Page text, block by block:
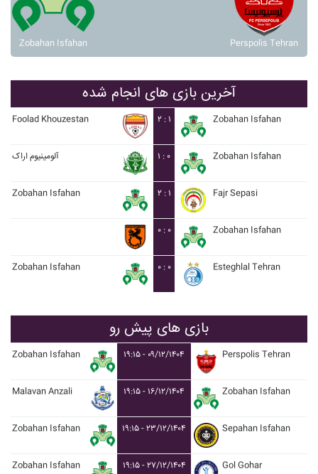
Zobahan Isfahan Perspolis Tehran
آخرین بازی های انجام شده
Foolad Khouzestan ۲ : ۱ Zobahan Isfahan
آلومينيوم اراک ۱ : ۰ Zobahan Isfahan
Zobahan Isfahan ۲ : ۱ Fajr Sepasi
۰ : ۰ Zobahan Isfahan
Zobahan Isfahan ۰ : ۰ Esteghlal Tehran
بازی های پیش رو
Zobahan Isfahan ۱۹:۱۵ - ۰۹/۱۲/۱۴۰۴ Perspolis Tehran
Malavan Anzali ۱۹:۱۵ - ۱۶/۱۲/۱۴۰۴ Zobahan Isfahan
Zobahan Isfahan ۱۹:۱۵ - ۲۳/۱۲/۱۴۰۴ Sepahan Isfahan
Zobahan Isfahan ۱۹:۱۵ - ۲۷/۱۲/۱۴۰۴ Gol Gohar